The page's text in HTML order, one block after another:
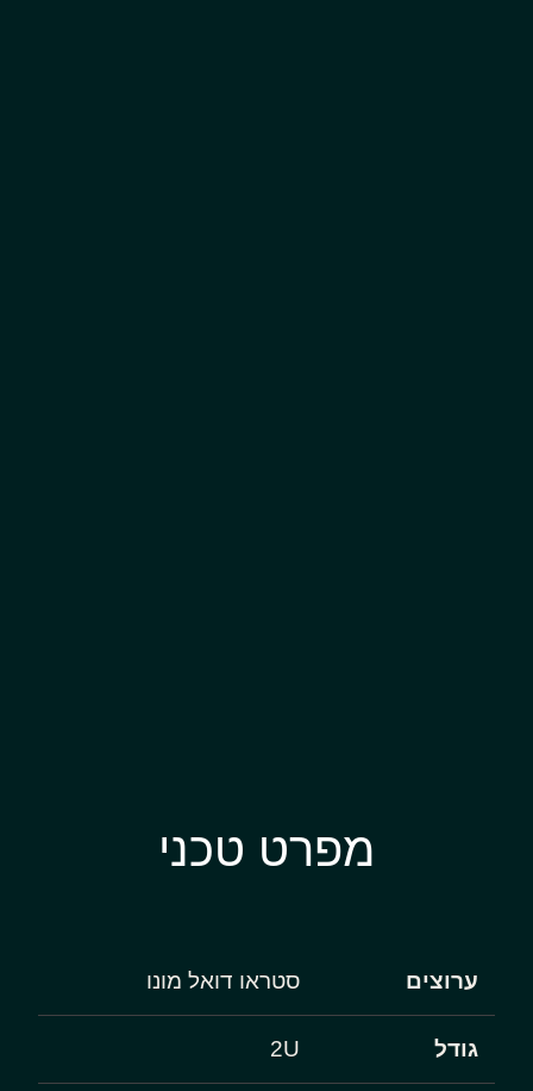
מפרט טכני
ערוצים סטראו דואל מונו
גודל 2U